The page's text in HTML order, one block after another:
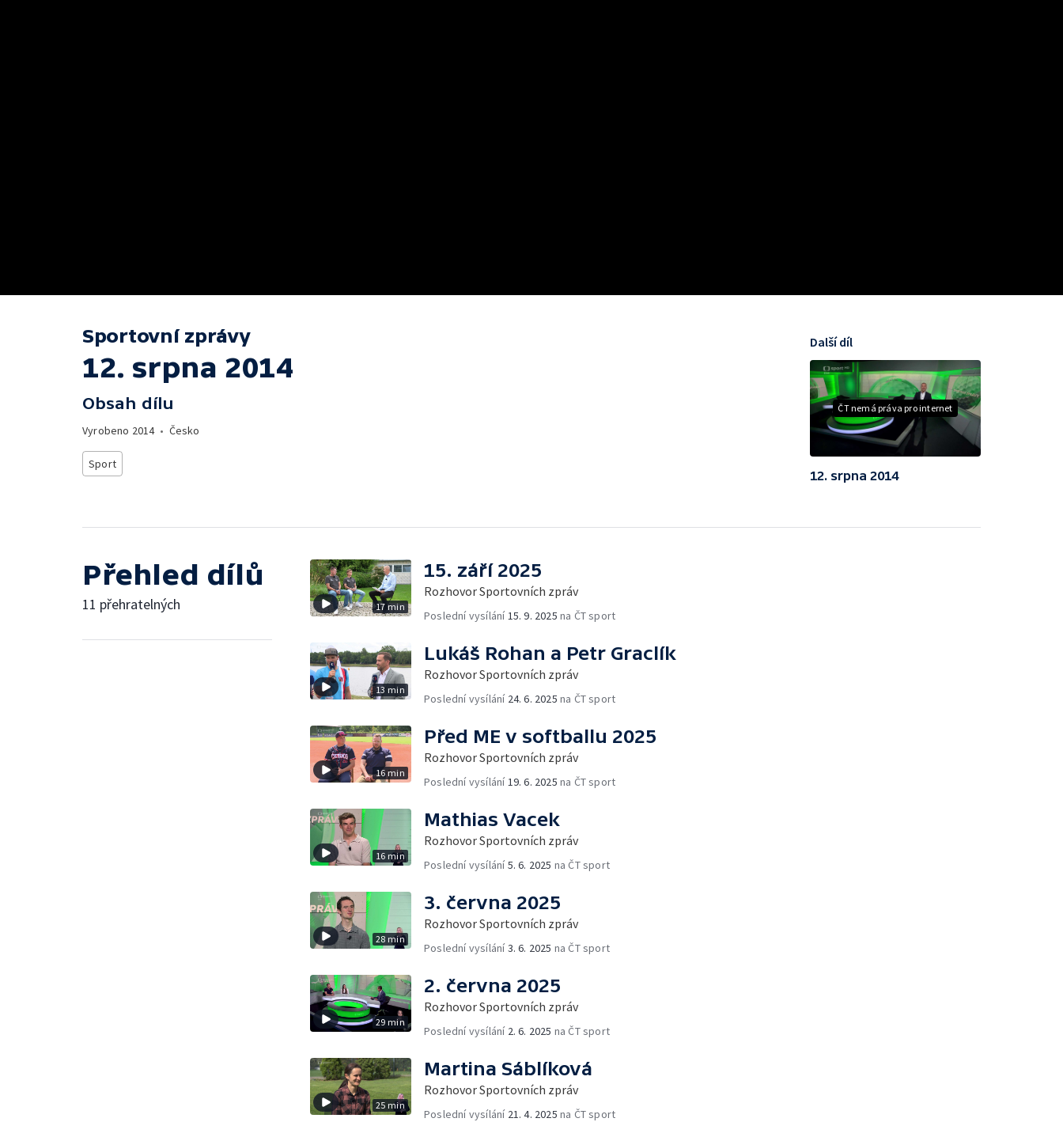
Sportovní zprávy
12. srpna 2014
Obsah dílu
Vyrobeno 2014• Česko
Sport
ČT nemá práva pro internet
Další díl
12. srpna 2014
Přehled dílů
11 přehratelných 17 min
15. září 2025
Rozhovor Sportovních zpráv
Poslední vysílání 15. 9. 2025 na ČT sport
13 min
Lukáš Rohan a Petr Graclík
Rozhovor Sportovních zpráv
Poslední vysílání 24. 6. 2025 na ČT sport
16 min
Před ME v softballu 2025
Rozhovor Sportovních zpráv
Poslední vysílání 19. 6. 2025 na ČT sport
16 min
Mathias Vacek
Rozhovor Sportovních zpráv
Poslední vysílání5. 6. 2025 na ČT sport
28 min
3. června 2025
Rozhovor Sportovních zpráv
Poslední vysílání3. 6. 2025 na ČT sport
29 min
2. června 2025
Rozhovor Sportovních zpráv
Poslední vysílání 2. 6. 2025 na ČT sport
25 min
Martina Sáblíková
Rozhovor Sportovních zpráv
Poslední vysílání 21. 4. 2025 na ČT sport